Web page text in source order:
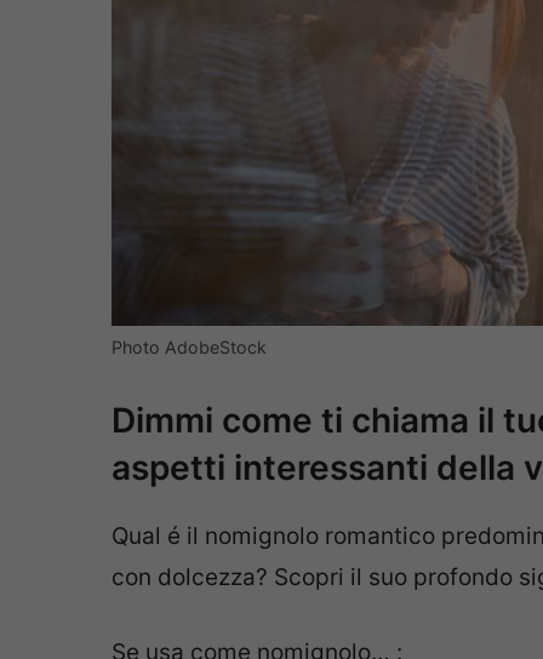
Photo AdobeStock
Dimmi come ti chiama il
aspetti interessanti della
Qual é il nomignolo romantico
con dolcezza? Scopri il suo profondo
Se usa come nomignolo… :